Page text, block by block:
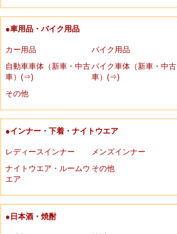
●車用品・バイク用品
カー用品
バイク用品
自動車車体（新車・中古
車）(⇒)
バイク車体（新車・中古
車）(⇒)
その他
●インナー・下着・ナイトウエア
レディースインナー
メンズインナー
ナイトウエア・ルームウ
エア
その他
●日本酒・焼酎